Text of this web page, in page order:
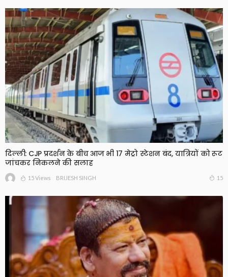
दिल्ली: CJP प्रदर्शन के बीच आज भी 17 मेट्रो स्टेशन बंद, यात्रियों को रूट
जांचकर निकलने की सलाह
15 Views BRIJESH SINGH 15